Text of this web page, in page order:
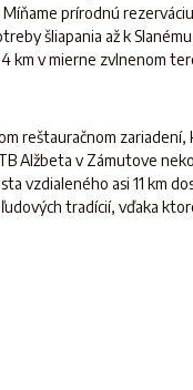
prírodnú
šliapania až k
km v mierne zvlnenom
reštauračnom
Alžbeta v Zámutove
vzdialeného asi 11 km
tradícií, vďaka